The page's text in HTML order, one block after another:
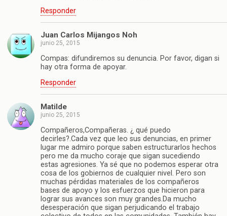
Responder
Juan Carlos Mijangos Noh
junio 25, 2015
Compas: difundiremos su denuncia. Por favor, digan si
hay otra forma de apoyar.
Responder
Matilde
junio 25, 2015
Compañeros,Compañeras. ¿ qué puedo
decirles?.Cada vez que leo sus denuncias, en primer
lugar me admiro porque saben estructurarlos hechos
pero me da mucho coraje que sigan sucediendo
estas agresiones. Ya sé que no podemos esperar otra
cosa de los gobiernos de cualquier nivel. Pero son
muchas pérdidas materiales de los compañeros
bases de apoyo y los esfuerzos que hicieron para
lograr sus avances son muy grandes.Da mucho
desesperación que sigan perjudicando el trabajo